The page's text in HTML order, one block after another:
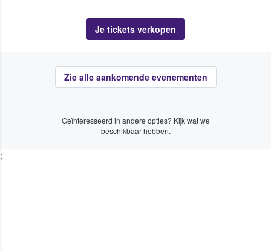
Je tickets verkopen
Zie alle aankomende evenementen
Geïnteresseerd in andere opties? Kijk wat we
beschikbaar hebben.
;